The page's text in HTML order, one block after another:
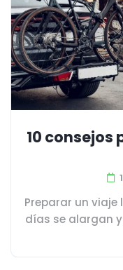
10 consejos
Preparar un viaje
días se alargan